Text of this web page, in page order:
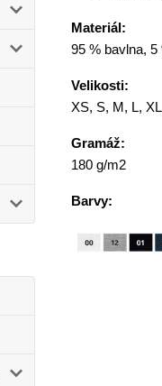
Materiál:
95 % bavlna,
Velikosti:
XS, S, M, L,
Gramáž:
180 g/m2
Barvy: